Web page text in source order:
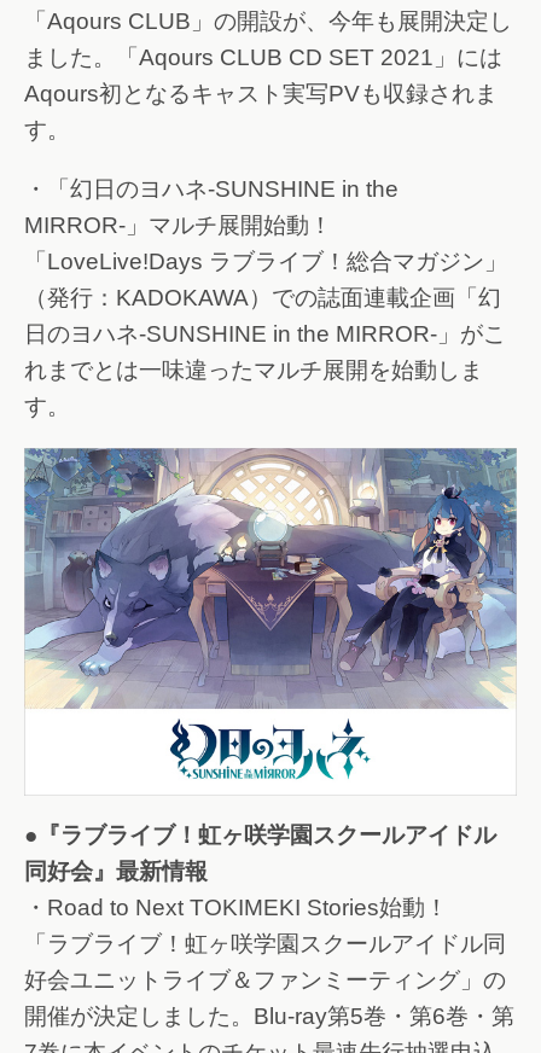
「Aqours CLUB」の開設が、今年も展開決定し
ました。「Aqours CLUB CD SET 2021」には
Aqours初となるキャスト実写PVも収録されま
す。
・「幻日のヨハネ-SUNSHINE in the
MIRROR-」マルチ展開始動！
「LoveLive!Days ラブライブ！総合マガジン」
（発行：KADOKAWA）での誌面連載企画「幻
日のヨハネ-SUNSHINE in the MIRROR-」がこ
れまでとは一味違ったマルチ展開を始動しま
す。
●『ラブライブ！虹ヶ咲学園スクールアイドル
同好会』最新情報
・Road to Next TOKIMEKI Stories始動！
「ラブライブ！虹ヶ咲学園スクールアイドル同
好会ユニットライブ＆ファンミーティング」の
開催が決定しました。Blu-ray第5巻・第6巻・第